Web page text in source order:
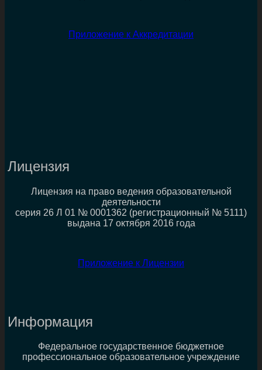
Приложение к Аккредитации
Лицензия
Лицензия на право ведения образовательной
деятельности
серия 26 Л 01 № 0001362 (регистрационный № 5111)
выдана 17 октября 2016 года
Приложение к Лицензии
Информация
Федеральное государственное бюджетное
профессиональное образовательное учреждение